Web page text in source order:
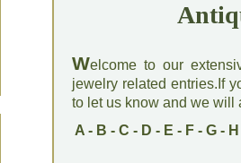
Welcome to our
jewelry related entries.If
to let us know and we will
A- B - C - D - E - F- G- H